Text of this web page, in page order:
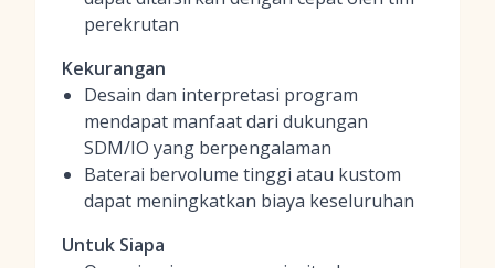
perekrutan
Kekurangan
Desain dan interpretasi program
mendapat manfaat dari dukungan
SDM/IO yang berpengalaman
Baterai bervolume tinggi atau kustom
dapat meningkatkan biaya keseluruhan
Untuk Siapa